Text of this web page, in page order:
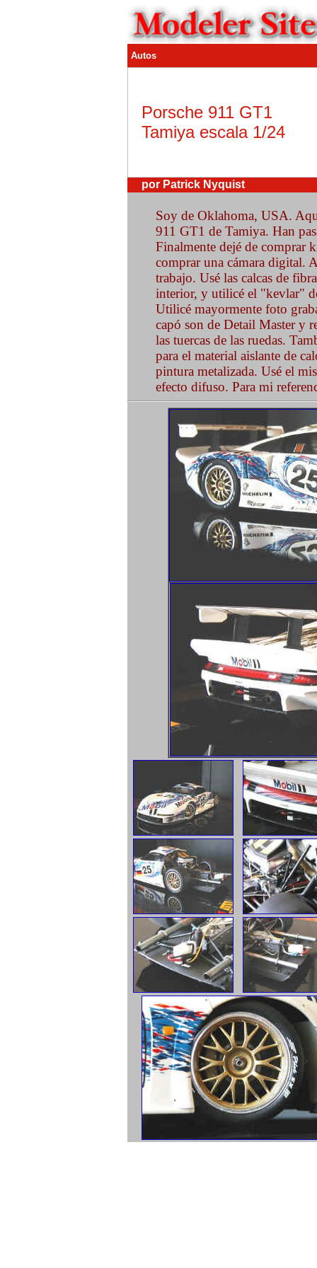
Autos
Porsche 911 GT1
Tamiya escala 1/24
por Patrick Nyquist
Soy de Oklahoma, USA.
911 GT1 de Tamiya. Han
Finalmente dejé de comprar
comprar una cámara digital.
trabajo. Usé las calcas de
interior, y utilicé el "kevlar"
Utilicé mayormente foto
capó son de Detail Master y
las tuercas de las ruedas.
para el material aislante de
pintura metalizada. Usé el
efecto difuso. Para mi